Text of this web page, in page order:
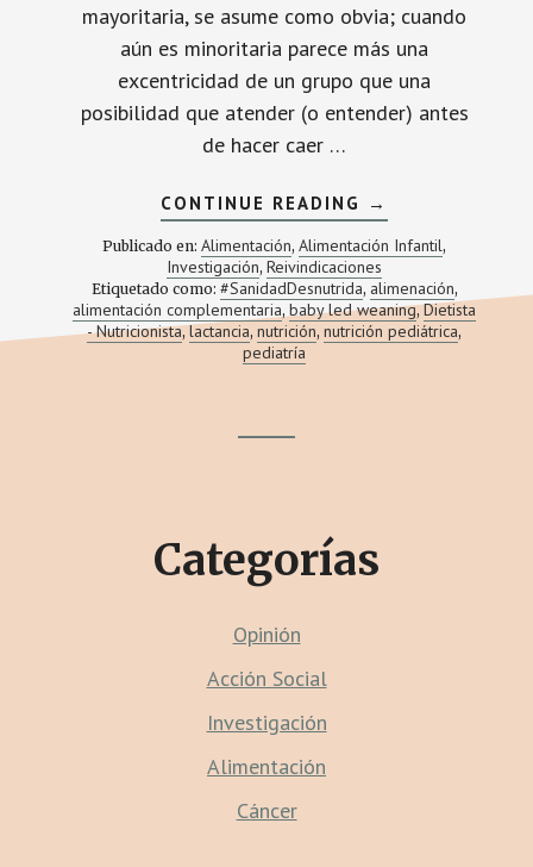
mayoritaria, se asume como obvia; cuando
aún es minoritaria parece más una
excentricidad de un grupo que una
posibilidad que atender (o entender) antes
de hacer caer …
CONTINUE READING ACERCA
DE
A
VUELTAS
CON
EL
HIERRO
EN
EL
→
Publicado en:Alimentación,Alimentación Infantil,
Investigación, Reivindicaciones
Etiquetado como: #SanidadDesnutrida, alimenación,
alimentación complementaria, baby led weaning,Dietista
- Nutricionista,lactancia,nutrición,nutrición pediátrica,
pediatría
Categorías
Opinión
Acción Social
Investigación
Alimentación
Cáncer